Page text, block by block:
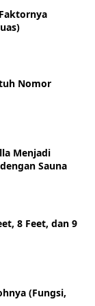
Nomor
Menjadi
Sauna
8 Feet, dan 9
(Fungsi,